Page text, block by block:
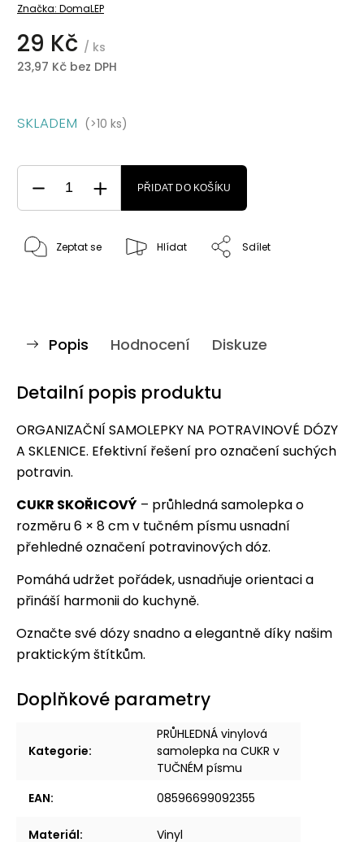
Značka: DomaLEP
29 Kč / ks
23,97 Kč bez DPH
SKLADEM (>10 ks)
PŘIDAT DO KOŠÍKU
Zeptat se Hlídat Sdílet
Popis Hodnocení Diskuze
Detailní popis produktu
ORGANIZAČNÍ SAMOLEPKY NA POTRAVINOVÉ DÓZY
A SKLENICE. Efektivní řešení pro označení suchých
potravin.
CUKR SKOŘICOVÝ – průhledná samolepka o
rozměru 6 × 8 cm v tučném písmu usnadní
přehledné označení potravinových dóz.
Pomáhá udržet pořádek, usnadňuje orientaci a
přináší harmonii do kuchyně.
Označte své dózy snadno a elegantně díky našim
praktickým štítkům.
Doplňkové parametry
Kategorie:
PRŮHLEDNÁ vinylová
samolepka na CUKR v
TUČNÉM písmu
EAN: 08596699092355
Materiál: Vinyl